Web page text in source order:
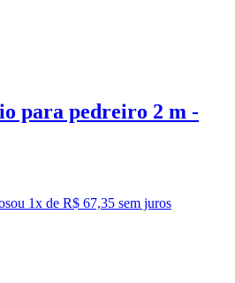
para pedreiro 2 m -
ou 1x de R$ 67,35 sem juros